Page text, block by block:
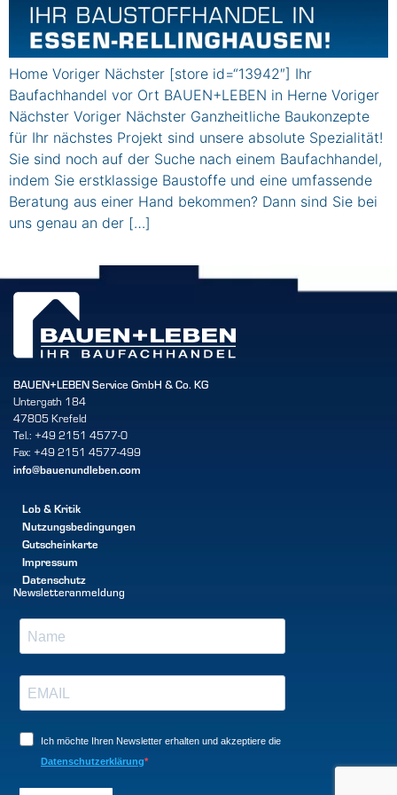
Home Voriger Nächster [store id=“13942″] Ihr
Baufachhandel vor Ort BAUEN+LEBEN in Herne Voriger
Nächster Voriger Nächster Ganzheitliche Baukonzepte
für Ihr nächstes Projekt sind unsere absolute Spezialität!
Sie sind noch auf der Suche nach einem Baufachhandel,
indem Sie erstklassige Baustoffe und eine umfassende
Beratung aus einer Hand bekommen? Dann sind Sie bei
uns genau an der […]
BAUEN+LEBEN Service GmbH & Co. KG
Untergath 184
47805 Krefeld
Tel.: +49 2151 4577-0
Fax: +49 2151 4577-499
info@bauenundleben.com
Lob & Kritik
Nutzungsbedingungen
Gutscheinkarte
Impressum
Datenschutz
Newsletteranmeldung
Ich möchte Ihren Newsletter erhalten und akzeptiere die
Datenschutzerklärung